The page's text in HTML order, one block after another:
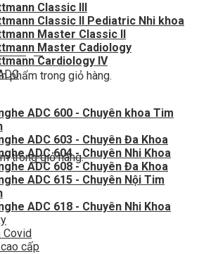
hàng0
phẩm trong giỏ hàng.
trong giỏ hàng.
Classic III
Classic II Pediatric Nhi khoa
Master Classic II
Master Cadiology
Cardiology IV
ADC 600 - Chuyên khoa Tim
ADC 603 - Chuyên Đa Khoa
ADC 604 - Chuyên Nhi Khoa
ADC 608 - Chuyên Đa Khoa
ADC 615 - Chuyên Nội Tim
ADC 618 - Chuyên Nhi Khoa
Covid
cấp